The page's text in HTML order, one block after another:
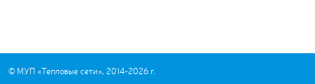
© МУП «Тепловые сети», 2014-2026 г.